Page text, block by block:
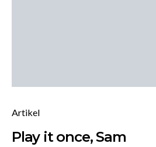
Artikel
Play it once, Sam